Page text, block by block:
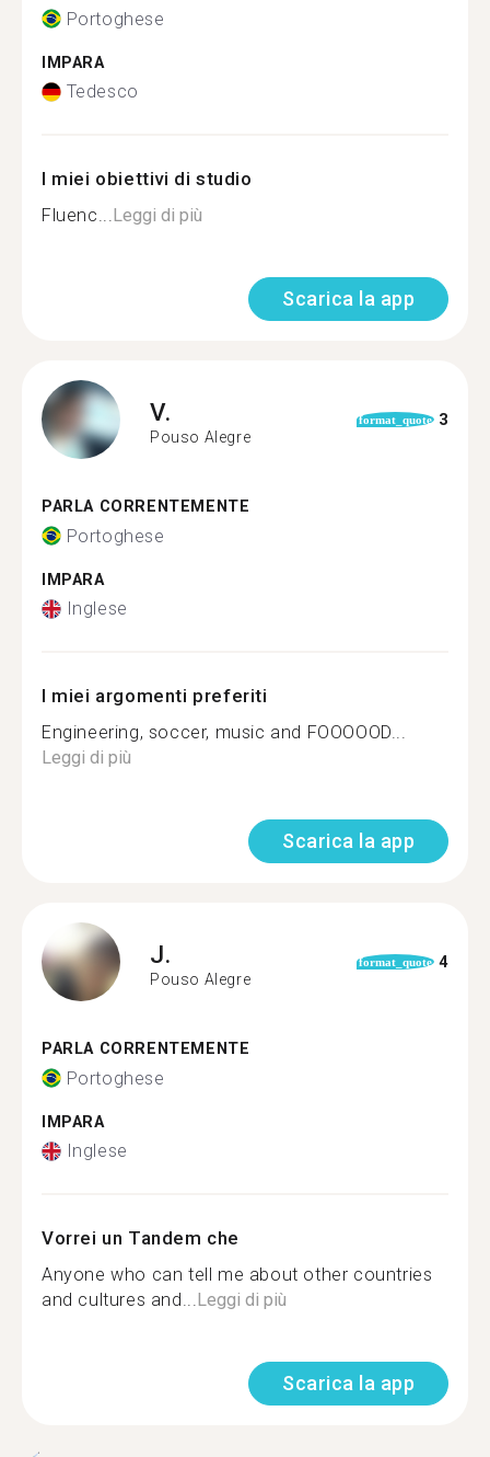
Portoghese
IMPARA
Tedesco
I miei obiettivi di studio
Fluenc...Leggi di più
Scarica la app
V.
Pouso Alegre
format_quote 3
PARLA CORRENTEMENTE
Portoghese
IMPARA
Inglese
I miei argomenti preferiti
Engineering, soccer, music and FOOOOOD...
Leggi di più
Scarica la app
J.
Pouso Alegre
format_quote 4
PARLA CORRENTEMENTE
Portoghese
IMPARA
Inglese
Vorrei un Tandem che
Anyone who can tell me about other countries
and cultures and...Leggi di più
Scarica la app